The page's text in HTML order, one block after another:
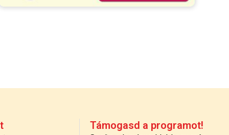
Támogasd a programot!